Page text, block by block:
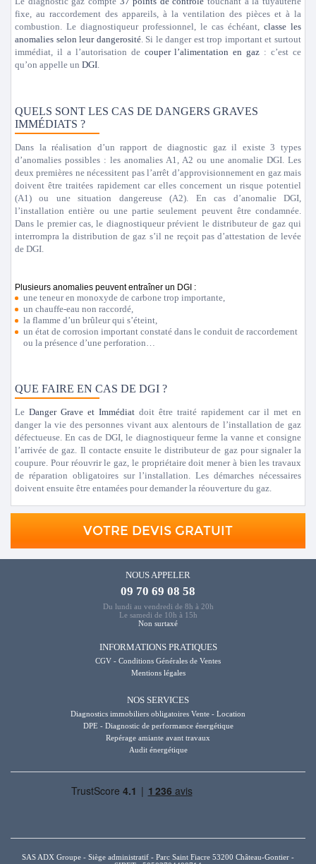
fixe, au raccordement des appareils, à la ventilation des pièces et à la
combustion. Le diagnostiqueur professionnel, le cas échéant, classe les
anomalies selon leur dangerosité. Si le danger est trop important et surtout
immédiat, il a l’autorisation de couper l’alimentation en gaz : c’est ce
qu’on appelle un DGI.
QUELS SONT LES CAS DE DANGERS GRAVES
IMMÉDIATS ?
Dans la réalisation d’un rapport de diagnostic gaz il existe 3 types
d’anomalies possibles : les anomalies A1, A2 ou une anomalie DGI. Les
deux premières ne nécessitent pas l’arrêt d’approvisionnement en gaz mais
doivent être traitées rapidement car elles concernent un risque potentiel
(A1) ou une situation dangereuse (A2). En cas d’anomalie DGI,
l’installation entière ou une partie seulement peuvent être condamnée.
Dans le premier cas, le diagnostiqueur prévient le distributeur de gaz qui
interrompra la distribution de gaz s’il ne reçoit pas d’attestation de levée
de DGI.
Plusieurs anomalies peuvent entraîner un DGI :
une teneur en monoxyde de carbone trop importante,
un chauffe-eau non raccordé,
la flamme d’un brûleur qui s’éteint,
un état de corrosion important constaté dans le conduit de raccordement
ou la présence d’une perforation…
QUE FAIRE EN CAS DE DGI ?
Le Danger Grave et Immédiat doit être traité rapidement car il met en
danger la vie des personnes vivant aux alentours de l’installation de gaz
défectueuse. En cas de DGI, le diagnostiqueur ferme la vanne et consigne
l’arrivée de gaz. Il contacte ensuite le distributeur de gaz pour signaler la
coupure. Pour réouvrir le gaz, le propriétaire doit mener à bien les travaux
de réparation obligatoires sur l’installation. Les démarches nécessaires
doivent ensuite être entamées pour demander la réouverture du gaz.
VOTRE DEVIS GRATUIT
NOUS APPELER
09 70 69 08 58
Du lundi au vendredi de 8h à 20h
Le samedi de 10h à 15h
Non surtaxé
INFORMATIONS PRATIQUES
CGV - Conditions Générales de Ventes
Mentions légales
NOS SERVICES
Diagnostics immobiliers obligatoires Vente - Location
DPE - Diagnostic de performance énergétique
Repérage amiante avant travaux
Audit énergétique
SAS ADX Groupe - Siège administratif - Parc Saint Fiacre 53200 Château-Gontier -